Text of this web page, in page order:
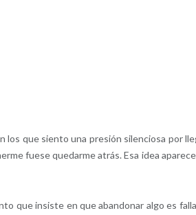
los que siento una presión silenciosa por
fuese quedarme atrás. Esa idea
que insiste en que abandonar algo es